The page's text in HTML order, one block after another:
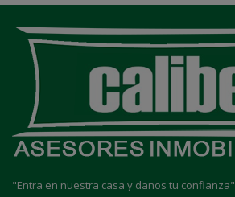
"Entra en nuestra casa y danos tu confianza"